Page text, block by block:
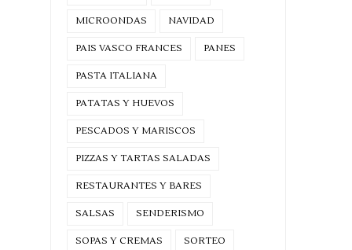
MICROONDAS NAVIDAD
PAIS VASCO FRANCES PANES
PASTA ITALIANA
PATATAS Y HUEVOS
PESCADOS Y MARISCOS
PIZZAS Y TARTAS SALADAS
RESTAURANTES Y BARES
SALSAS SENDERISMO
SOPAS Y CREMAS SORTEO